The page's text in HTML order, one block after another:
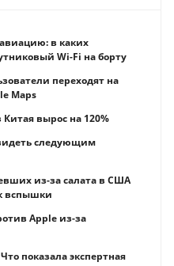
в каких
Wi-Fi на борту
переходят на
Maps
вырос на 120%
следующим
из-за салата в США
вспышки
Apple из-за
показала экспертная